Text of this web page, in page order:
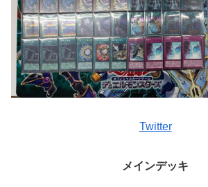
Twitter
メインデッキ